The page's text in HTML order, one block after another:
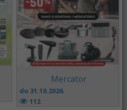
Mercator
do 31.10.2026.
112